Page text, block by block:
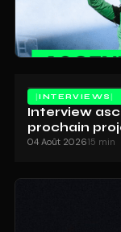
INTERVIEWS
Interview
prochain
04 Août 202615 min